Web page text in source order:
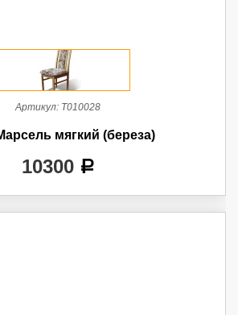
Артикул: Т010028
мягкий (береза)
10300 a